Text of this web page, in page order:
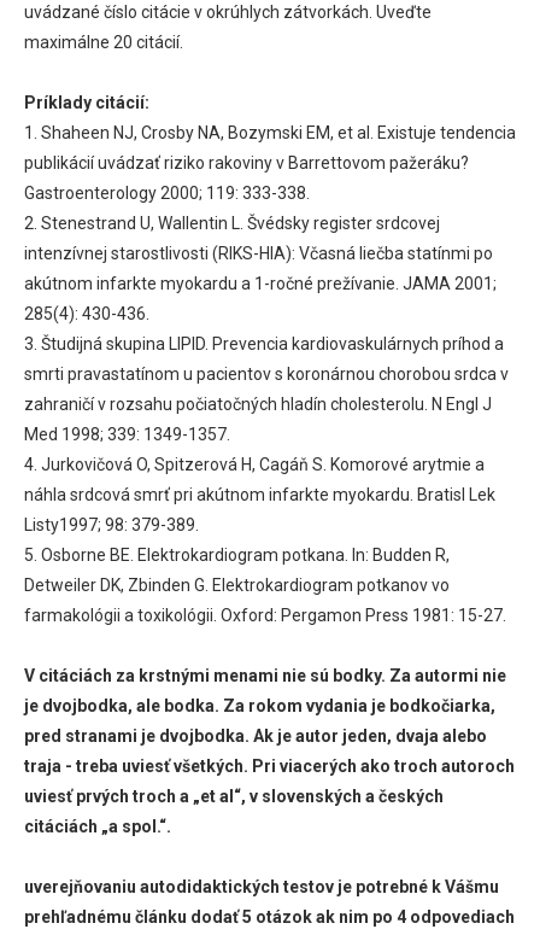
uvádzané číslo citácie v okrúhlych zátvorkách. Uveďte
maximálne 20 citácií.
Príklady citácií:
1. Shaheen NJ, Crosby NA, Bozymski EM, et al. Existuje tendencia
publikácií uvádzať riziko rakoviny v Barrettovom pažeráku?
Gastroenterology 2000; 119: 333-338.
2. Stenestrand U, Wallentin L. Švédsky register srdcovej
intenzívnej starostlivosti (RIKS-HIA): Včasná liečba statínmi po
akútnom infarkte myokardu a 1-ročné prežívanie. JAMA 2001;
285(4): 430-436.
3. Študijná skupina LIPID. Prevencia kardiovaskulárnych príhod a
smrti pravastatínom u pacientov s koronárnou chorobou srdca v
zahraničí v rozsahu počiatočných hladín cholesterolu. N Engl J
Med 1998; 339: 1349-1357.
4. Jurkovičová O, Spitzerová H, Cagáň S. Komorové arytmie a
náhla srdcová smrť pri akútnom infarkte myokardu. Bratisl Lek
Listy1997; 98: 379-389.
5. Osborne BE. Elektrokardiogram potkana. In: Budden R,
Detweiler DK, Zbinden G. Elektrokardiogram potkanov vo
farmakológii a toxikológii. Oxford: Pergamon Press 1981: 15-27.
V citáciách za krstnými menami nie sú bodky. Za autormi nie
je dvojbodka, ale bodka. Za rokom vydania je bodkočiarka,
pred stranami je dvojbodka. Ak je autor jeden, dvaja alebo
traja - treba uviesť všetkých. Pri viacerých ako troch autoroch
uviesť prvých troch a „et al“, v slovenských a českých
citáciách „a spol.“.
uverejňovaniu autodidaktických testov je potrebné k Vášmu
prehľadnému článku dodať 5 otázok ak nim po 4 odpovediach